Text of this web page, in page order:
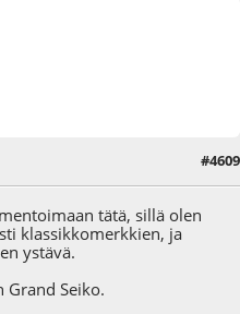
#4609
tätä, sillä olen
klassikkomerkkien, ja
ystävä.
Grand Seiko.